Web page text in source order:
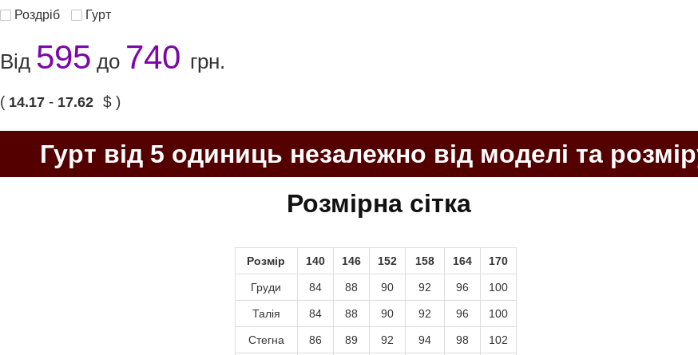
Роздріб Гурт
Від 595 до 740 грн.
( 14.17 - 17.62 $ )
Гурт від 5 одиниць незалежно від моделі та
Розмірна сітка
Розмір 140 146 152 158 164 170
Груди 84 88 90 92 96 100
Талія 84 88 90 92 96 100
Стегна 86 89 92 94 98 102